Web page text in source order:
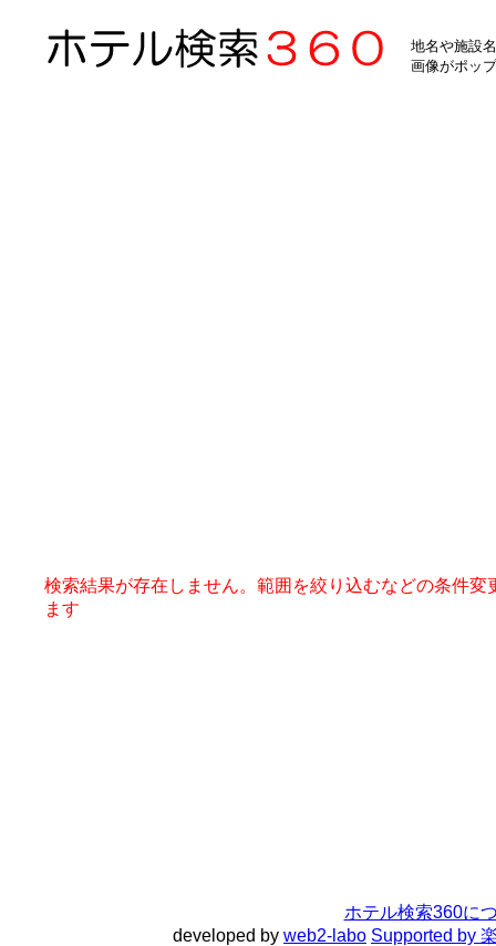
地名や施設
画像がポッ
検索結果が存在しません。範囲を絞り込むなどの条件変
ます
ホテル検索360に
developed by web2-labo Supported by